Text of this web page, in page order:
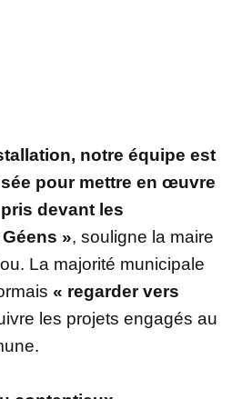
notre équipe est
pour mettre en œuvre
devant les
», souligne la maire
La majorité municipale
« regarder vers
les projets engagés au